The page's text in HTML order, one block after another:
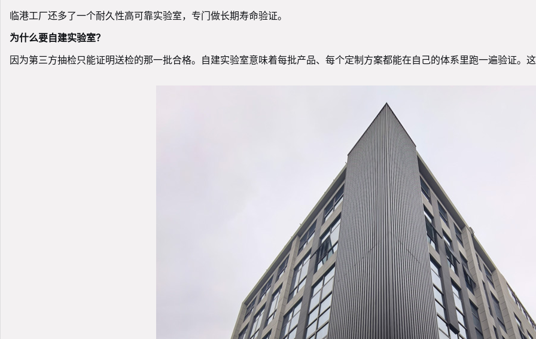
临港工厂还多了一个耐久性高可靠实验室，专门做长期寿命验证。
为什么要自建实验室？
因为第三方抽检只能证明送检的那一批合格。自建实验室意味着每批产品、每个定制方案都能在自己的体系里跑一遍验证。